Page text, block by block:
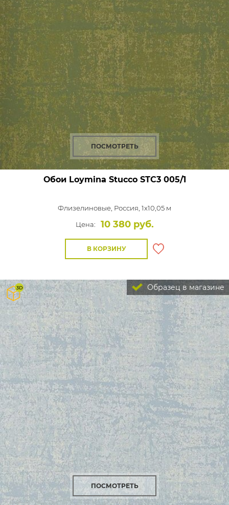
ПОСМОТРЕТЬ
Обои Loymina StuccoSTC3 005/1
Флизелиновые, Россия, 1x10,05 м
Цена:
10 380 руб.
В КОРЗИНУ
Образец в магазине
ПОСМОТРЕТЬ